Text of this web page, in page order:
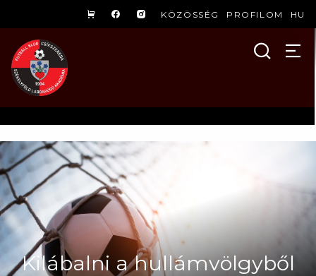
KÖZÖSSÉG PROFILOM HU
Kilábalni a hullámvölgyből